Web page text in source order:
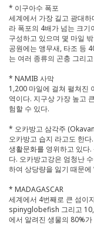
* 이구아수 폭포
세계에서 가장 길고 광대
라 폭포의 4배가 넘는 크
구성하고 있으며 몇 마일
공원에는 앵무새, 타조 등
는 여러 종류의 곤충 그리
* NAMIB 사막
1,200 마일에 걸쳐 펼쳐진
역이다. 지구상 가장 높고
험할 수 있다.
* 오카방고 삼각주
오카방고 습지 라고도 한
생활문화를 영위하고 있다
다. 오카방고강은 엄청난
하여 상당량을 잃기 때문에
* MADAGASCAR
세계에서 4번째로 큰 섬이
spinyglobefish 그리고
에서 알려진 생물의 80%